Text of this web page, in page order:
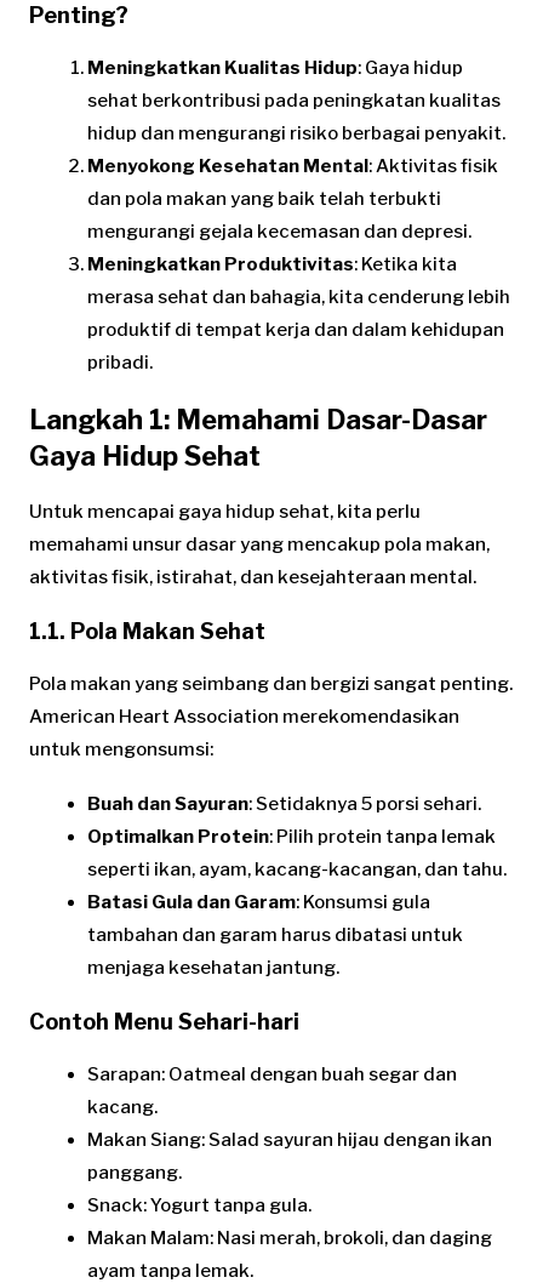
Penting?
Meningkatkan Kualitas Hidup: Gaya hidup
sehat berkontribusi pada peningkatan kualitas
hidup dan mengurangi risiko berbagai penyakit.
Menyokong Kesehatan Mental: Aktivitas fisik
dan pola makan yang baik telah terbukti
mengurangi gejala kecemasan dan depresi.
Meningkatkan Produktivitas: Ketika kita
merasa sehat dan bahagia, kita cenderung lebih
produktif di tempat kerja dan dalam kehidupan
pribadi.
Langkah 1: Memahami Dasar-Dasar
Gaya Hidup Sehat
Untuk mencapai gaya hidup sehat, kita perlu
memahami unsur dasar yang mencakup pola makan,
aktivitas fisik, istirahat, dan kesejahteraan mental.
1.1. Pola Makan Sehat
Pola makan yang seimbang dan bergizi sangat penting.
American Heart Association merekomendasikan
untuk mengonsumsi:
Buah dan Sayuran: Setidaknya 5 porsi sehari.
Optimalkan Protein: Pilih protein tanpa lemak
seperti ikan, ayam, kacang-kacangan, dan tahu.
Batasi Gula dan Garam: Konsumsi gula
tambahan dan garam harus dibatasi untuk
menjaga kesehatan jantung.
Contoh Menu Sehari-hari
Sarapan: Oatmeal dengan buah segar dan
kacang.
Makan Siang: Salad sayuran hijau dengan ikan
panggang.
Snack: Yogurt tanpa gula.
Makan Malam: Nasi merah, brokoli, dan daging
ayam tanpa lemak.